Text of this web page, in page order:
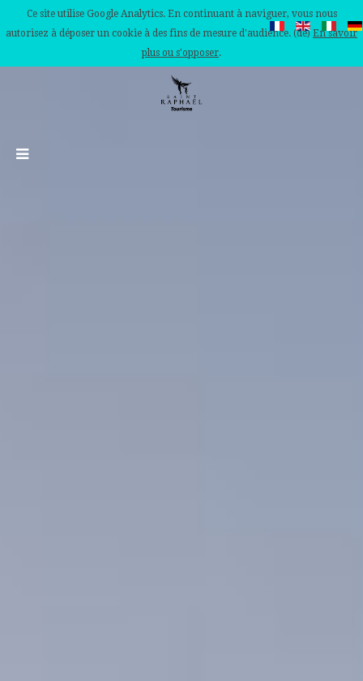
Ce site utilise Google Analytics. En continuant à naviguer, vous nous
autorisez à déposer un cookie à des fins de mesure d'audience. (de) En savoir
plus ou s'opposer.